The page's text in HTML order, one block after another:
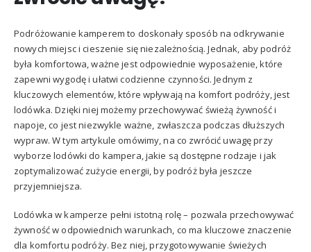
Podróżowanie kamperem to doskonały sposób na odkrywanie
nowych miejsc i cieszenie się niezależnością. Jednak, aby podróż
była komfortowa, ważne jest odpowiednie wyposażenie, które
zapewni wygodę i ułatwi codzienne czynności. Jednym z
kluczowych elementów, które wpływają na komfort podróży, jest
lodówka. Dzięki niej możemy przechowywać świeżą żywność i
napoje, co jest niezwykle ważne, zwłaszcza podczas dłuższych
wypraw. W tym artykule omówimy, na co zwrócić uwagę przy
wyborze lodówki do kampera, jakie są dostępne rodzaje i jak
zoptymalizować zużycie energii, by podróż była jeszcze
przyjemniejsza.
Lodówka w kamperze pełni istotną rolę – pozwala przechowywać
żywność w odpowiednich warunkach, co ma kluczowe znaczenie
dla komfortu podróży. Bez niej, przygotowywanie świeżych